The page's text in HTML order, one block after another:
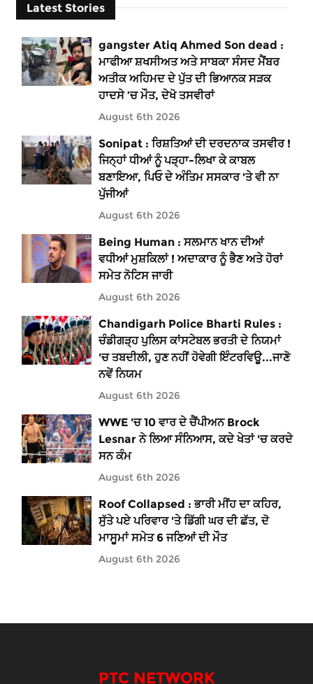
Latest Stories
gangster Atiq Ahmed Son dead :
ਮਾਫੀਆ ਸ਼ਖਸੀਅਤ ਅਤੇ ਸਾਬਕਾ ਸੰਸਦ ਮੈਂਬਰ
ਅਤੀਕ ਅਹਿਮਦ ਦੇ ਪੁੱਤ ਦੀ ਭਿਆਨਕ ਸੜਕ
ਹਾਦਸੇ ’ਚ ਮੌਤ, ਦੇਖੋ ਤਸਵੀਰਾਂ
August 6th 2026
Sonipat : ਰਿਸ਼ਤਿਆਂ ਦੀ ਦਰਦਨਾਕ ਤਸਵੀਰ !
ਜਿਨ੍ਹਾਂ ਧੀਆਂ ਨੂੰ ਪੜ੍ਹਾ-ਲਿਖਾ ਕੇ ਕਾਬਲ
ਬਣਾਇਆ, ਪਿਓ ਦੇ ਅੰਤਿਮ ਸਸਕਾਰ 'ਤੇ ਵੀ ਨਾ
ਪੁੱਜੀਆਂ
August 6th 2026
Being Human : ਸਲਮਾਨ ਖਾਨ ਦੀਆਂ
ਵਧੀਆਂ ਮੁਸ਼ਕਿਲਾਂ ! ਅਦਾਕਾਰ ਨੂੰ ਭੈਣ ਅਤੇ ਹੋਰਾਂ
ਸਮੇਤ ਨੋਟਿਸ ਜਾਰੀ
August 6th 2026
Chandigarh Police Bharti Rules :
ਚੰਡੀਗੜ੍ਹ ਪੁਲਿਸ ਕਾਂਸਟੇਬਲ ਭਰਤੀ ਦੇ ਨਿਯਮਾਂ
'ਚ ਤਬਦੀਲੀ, ਹੁਣ ਨਹੀਂ ਹੋਵੇਗੀ ਇੰਟਰਵਿਊ...ਜਾਣੋ
ਨਵੇਂ ਨਿਯਮ
August 6th 2026
WWE 'ਚ 10 ਵਾਰ ਦੇ ਚੈਂਪੀਅਨ Brock
Lesnar ਨੇ ਲਿਆ ਸੰਨਿਆਸ, ਕਦੇ ਖੇਤਾਂ 'ਚ ਕਰਦੇ
ਸਨ ਕੰਮ
August 6th 2026
Roof Collapsed : ਭਾਰੀ ਮੀਂਹ ਦਾ ਕਹਿਰ,
ਸੁੱਤੇ ਪਏ ਪਰਿਵਾਰ 'ਤੇ ਡਿੱਗੀ ਘਰ ਦੀ ਛੱਤ, ਦੋ
ਮਾਸੂਮਾਂ ਸਮੇਤ 6 ਜਣਿਆਂ ਦੀ ਮੌਤ
August 6th 2026
PTC NETWORK